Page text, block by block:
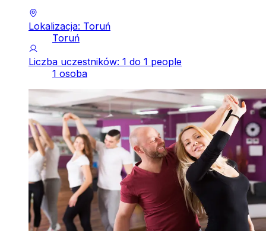
Lokalizacja: Toruń
Toruń
Liczba uczestników: 1 do 1 people
1 osoba